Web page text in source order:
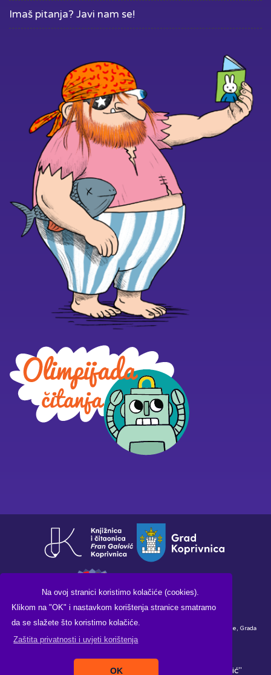
Na ovoj stranici koristimo kolačiće (cookies).
Klikom na "OK" i nastavkom korištenja stranice smatramo
da se slažete što koristimo kolačiće.
Zaštita privatnosti i uvjeti korištenja
OK
Imaš pitanja? Javi nam se!
Financirano sredstvima Ministarstva kulture i medija Republike Hrvatske, Grada
Koprivnice i Knjižnice i čitaonice "Fran Galović" Koprivnica.
Copyright ©2026. Knjižnica i čitaonica "Fran Galović"